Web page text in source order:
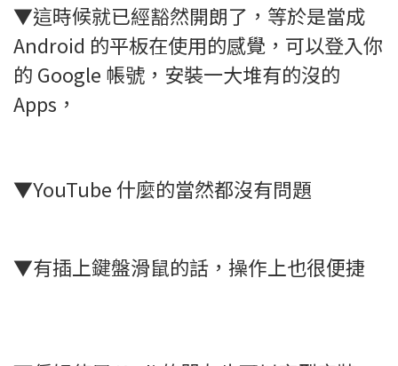
▼這時候就已經豁然開朗了，等於是當成
Android 的平板在使用的感覺，可以登入你
的 Google 帳號，安裝一大堆有的沒的
Apps，
▼YouTube 什麼的當然都沒有問題
▼有插上鍵盤滑鼠的話，操作上也很便捷